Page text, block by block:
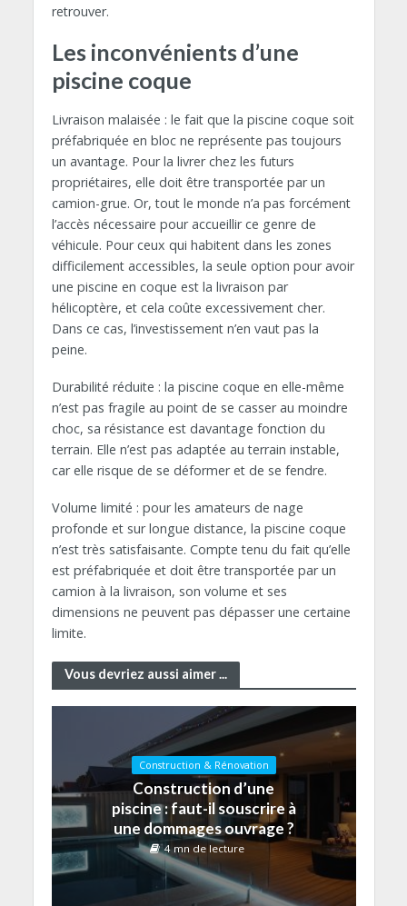
retrouver.
Les inconvénients d’une
piscine coque
Livraison malaisée : le fait que la piscine coque soit
préfabriquée en bloc ne représente pas toujours
un avantage. Pour la livrer chez les futurs
propriétaires, elle doit être transportée par un
camion-grue. Or, tout le monde n’a pas forcément
l’accès nécessaire pour accueillir ce genre de
véhicule. Pour ceux qui habitent dans les zones
difficilement accessibles, la seule option pour avoir
une piscine en coque est la livraison par
hélicoptère, et cela coûte excessivement cher.
Dans ce cas, l’investissement n’en vaut pas la
peine.
Durabilité réduite : la piscine coque en elle-même
n’est pas fragile au point de se casser au moindre
choc, sa résistance est davantage fonction du
terrain. Elle n’est pas adaptée au terrain instable,
car elle risque de se déformer et de se fendre.
Volume limité : pour les amateurs de nage
profonde et sur longue distance, la piscine coque
n’est très satisfaisante. Compte tenu du fait qu’elle
est préfabriquée et doit être transportée par un
camion à la livraison, son volume et ses
dimensions ne peuvent pas dépasser une certaine
limite.
Vous devriez aussi aimer ...
Construction & Rénovation
Construction d’une
piscine : faut-il souscrire à
une dommages ouvrage ?
4 mn de lecture